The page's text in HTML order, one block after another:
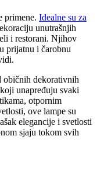
primene. Idealne su za
unutrašnjih
i restorani. Njihov
prijatnu i čarobnu
običnih dekorativnih
unapređuju svaki
otpornim
ove lampe su
elegancije i svetlosti
sjaju tokom svih